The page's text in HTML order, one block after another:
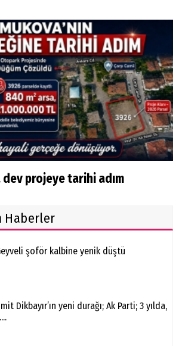
projeye tarihi adım
Haberler
şoför kalbine yenik düştü
Dikbayır’ın yeni durağı; Ak Parti; 3 yılda,